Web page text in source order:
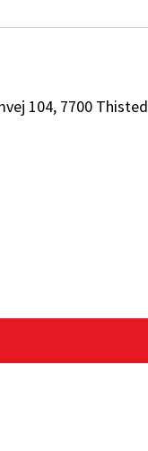
104, 7700 Thisted